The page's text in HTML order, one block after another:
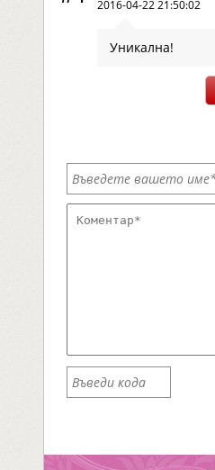
2016-04-22 21:50:02
Уникална!